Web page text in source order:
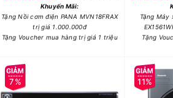
Khuyến Mãi:
Tặng Nồi cơm điện PANA MVN18FRAX
trị giá 1.000.000đ
Tặng Voucher mua hàng trị giá 1 triệu
Tặng Máy
Tặng
7% 11%